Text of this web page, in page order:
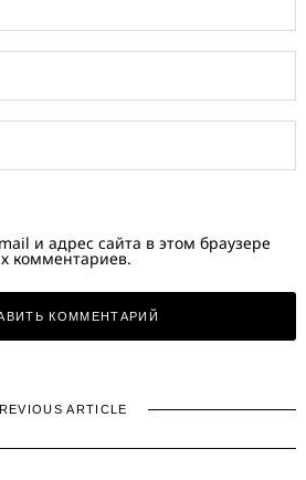
и адрес сайта в этом браузере
комментариев.
ARTICLE